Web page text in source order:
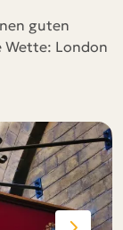
guten
Wette: London